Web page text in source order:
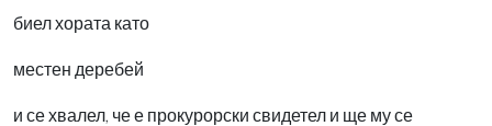
биел хората като
местен деребей
и се хвалел, че е прокурорски свидетел и ще му се